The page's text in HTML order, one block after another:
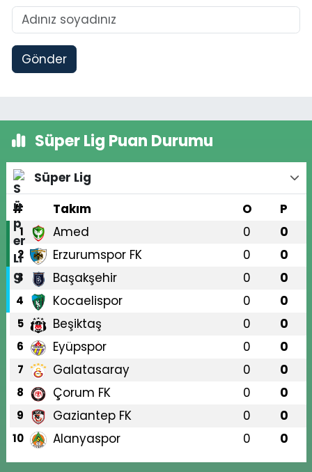
Gönder
Süper Lig Puan Durumu
Süper Lig
#
Takım O P
1 Amed 0 0
2 Erzurumspor FK 0 0
3 Başakşehir 0 0
4 Kocaelispor 0 0
5 Beşiktaş 0 0
6 Eyüpspor 0 0
7 Galatasaray 0 0
8 Çorum FK 0 0
9 Gaziantep FK 0 0
10 Alanyaspor 0 0